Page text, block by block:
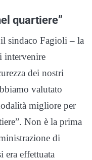
quartiere”
sindaco Fagioli – la
intervenire
dei nostri
valutato
migliore per
Non è la prima
di
era effettuata